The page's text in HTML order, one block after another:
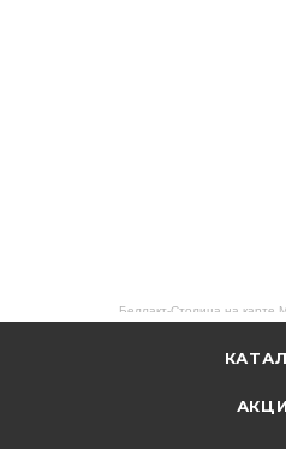
Беллакт-Столица на карте